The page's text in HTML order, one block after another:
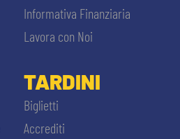
Informativa Finanziaria
Lavora con Noi
TARDINI
Biglietti
Accrediti